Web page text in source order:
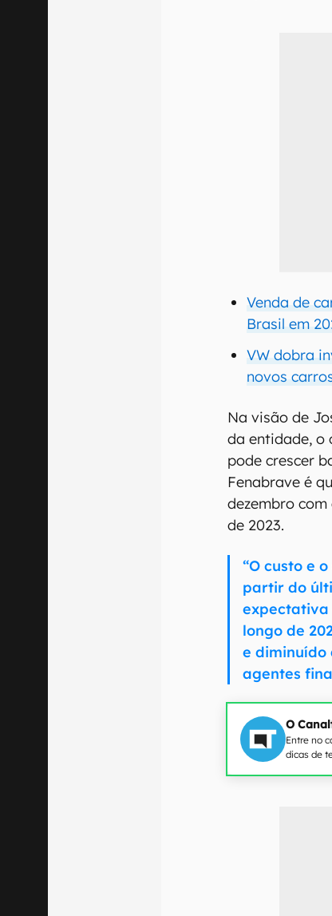
Venda de
Brasil em
VW dobra
novos
Na visão de
da entidade, o
pode crescer
Fenabrave é
dezembro com
de 2023.
“O custo e
partir do
expectativa
longo de
e
agentes
O
Entre no
dicas de